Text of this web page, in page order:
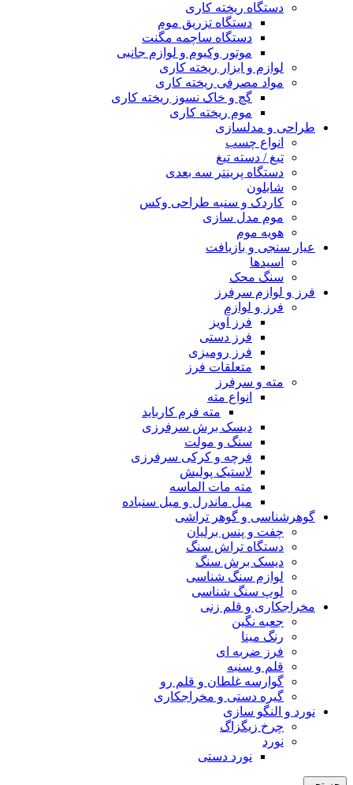
دستگاه ریخته کاری
دستگاه تزریق موم
دستگاه ساچمه مگنت
موتور وکیوم و لوازم جانبی
لوازم و ابزار ریخته کاری
مواد مصرفی ریخته کاری
گچ و خاک نسوز ریخته کاری
موم ریخته کاری
طراحی و مدلسازی
انواع چسب
تیغ / دسته تیغ
دستگاه پرینتر سه بعدی
شابلون
کاردک و سنبه طراحی وکس
موم مدل سازی
هویه موم
عیار سنجی و بازیافت
اسیدها
سنگ محک
فرز و لوازم سرفرز
فرز و لوازم
فرز آویز
فرز دستی
فرز رومیزی
متعلقات فرز
مته و سرفرز
انواع مته
مته فرم کارباید
دیسک برش سرفرزی
سنگ و مولت
فرچه و کرکی سرفرزی
لاستیک پولیش
مته مات الماسه
میل ماندرل و میل سنباده
گوهرشناسی و گوهر تراشی
چفت و پنس برلیان
دستگاه تراش سنگ
دیسک برش سنگ
لوازم سنگ شناسی
لوپ سنگ شناسی
مخراجکاری و قلم زنی
جعبه نگین
رنگ مینا
فرز ضربه ای
قلم و سنبه
گوارسه غلطان و قلم رو
گیره دستی و مخراجکاری
نورد و النگو سازی
چرخ زیگزاگ
نورد
نورد دستی